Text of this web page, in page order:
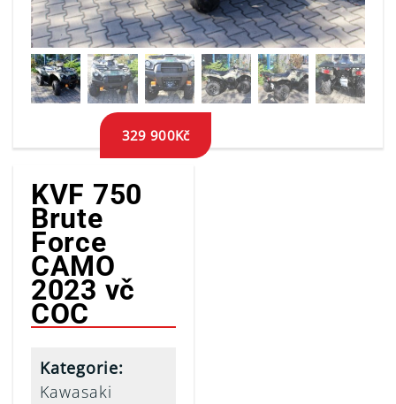
KVF 750
Brute
Force
CAMO
2023 vč
COC
329 900Kč
Kategorie:
Kawasaki